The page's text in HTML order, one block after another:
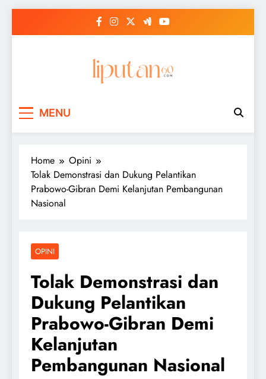
MENU
Home
Opini
Tolak Demonstrasi dan Dukung Pelantikan
Prabowo-Gibran Demi Kelanjutan Pembangunan
Nasional
OPINI
Tolak Demonstrasi dan
Dukung Pelantikan
Prabowo-Gibran Demi
Kelanjutan
Pembangunan Nasional